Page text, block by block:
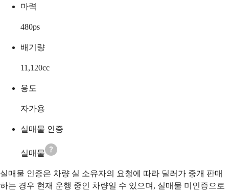
마력
480ps
배기량
11,120cc
용도
자가용
실매물 인증
실매물
실매물 인증은 차량 실 소유자의 요청에 따라 딜러가 중개 판매
하는 경우 현재 운행 중인 차량일 수 있으며, 실매물 미인증으로